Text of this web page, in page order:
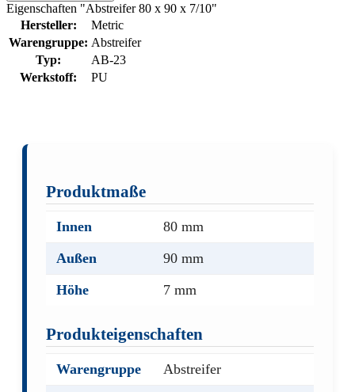
Eigenschaften "Abstreifer 80 x 90 x 7/10"
Hersteller:
Metric
Warengruppe: Abstreifer
Typ:
AB-23
Werkstoff:
PU
Produktmaße
Innen
80 mm
Außen
90 mm
Höhe
7 mm
Produkteigenschaften
Warengruppe
Abstreifer